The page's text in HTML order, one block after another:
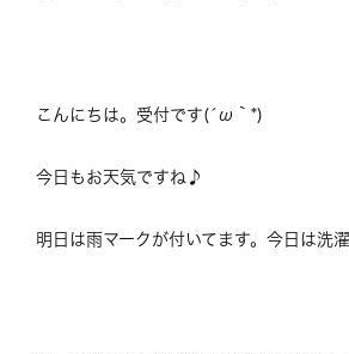
こんにちは。受付です(´ω｀*)
今日もお天気ですね♪
明日は雨マークが付いてます。今日は洗